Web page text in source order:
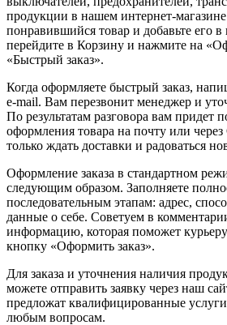
продукции в нашем интернет-
понравившийся товар и добавьте его в
перейдите в Корзину и нажмите на
«Быстрый заказ».
Когда оформляете быстрый заказ,
e-mail. Вам перезвонит менеджер и
По результатам разговора вам придет
оформления товара на почту или
только ждать доставки и радоваться
Оформление заказа в стандартном
следующим образом. Заполняете
последовательным этапам: адрес,
данные о себе. Советуем в
информацию, которая поможет
кнопку «Оформить заказ».
Для заказа и уточнения наличия
можете отправить заявку через наш
предложат квалифицированные
любым вопросам.